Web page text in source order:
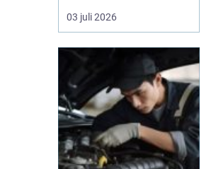
fyrhjulingen beter sig på
väg, hur effektivt den tar
och hur marken under
hjulen mår efteråt. Med
ge...
03 juli 2026